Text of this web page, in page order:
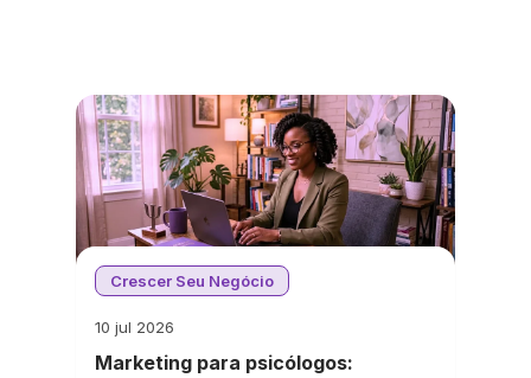
Crescer Seu Negócio
10 jul 2026
Marketing para psicólogos: